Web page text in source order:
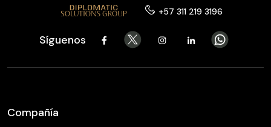
+57 311 219 3196
Síguenos
Compañía